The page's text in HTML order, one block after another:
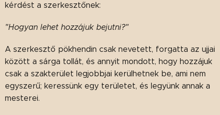
kérdést a szerkesztőnek:
"Hogyan lehet hozzájuk bejutni?"
A szerkesztő pökhendin csak nevetett, forgatta az ujjai
között a sárga tollát, és annyit mondott, hogy hozzájuk
csak a szakterület legjobbjai kerülhetnek be, ami nem
egyszerű; keressünk egy területet, és legyünk annak a
mesterei.